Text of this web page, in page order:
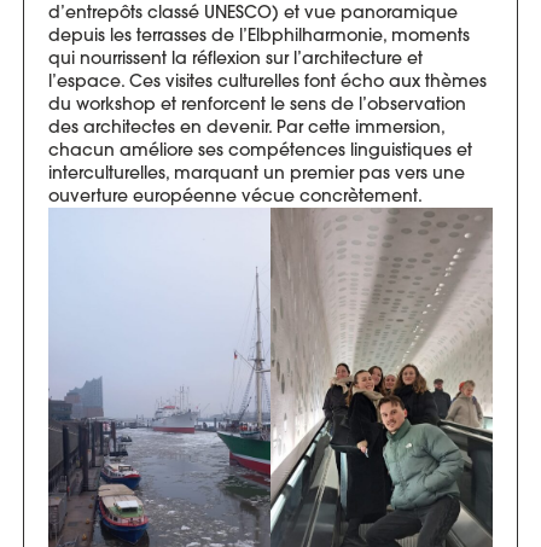
d’entrepôts classé UNESCO) et vue panoramique
depuis les terrasses de l’Elbphilharmonie, moments
qui nourrissent la réflexion sur l’architecture et
l’espace. Ces visites culturelles font écho aux thèmes
du workshop et renforcent le sens de l’observation
des architectes en devenir. Par cette immersion,
chacun améliore ses compétences linguistiques et
interculturelles, marquant un premier pas vers une
ouverture européenne vécue concrètement.